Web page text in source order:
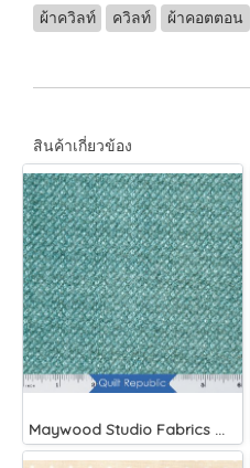
ผ้าควิลท์ ควิลท์ ผ้าคอตตอน
สินค้าเกี่ยวข้อง
Maywood Studio Fabrics Woolies Flannel Green